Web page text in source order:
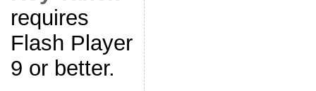
requires
Flash Player
9 or better.